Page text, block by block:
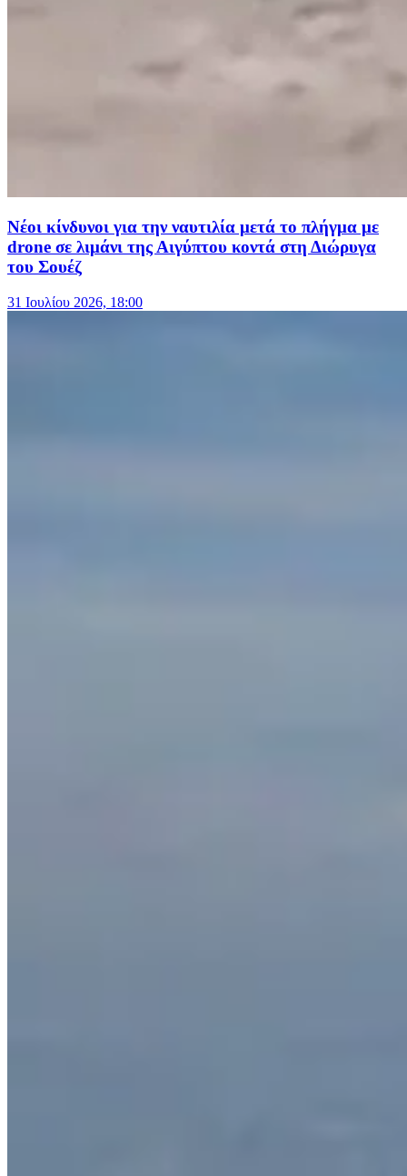
Νέοι κίνδυνοι για την ναυτιλία μετά το πλήγμα με
drone σε λιμάνι της Αιγύπτου κοντά στη Διώρυγα
του Σουέζ
31 Ιουλίου 2026, 18:00